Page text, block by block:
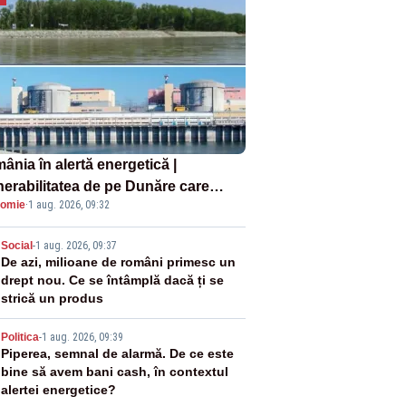
în alertă energetică |
de pe Dunăre care
în pericol Centrala Cernavodă era
de pe vremea lui Ceaușescu
·1 aug. 2026, 09:32
Social -1 aug. 2026, 09:37
De azi, milioane de români primesc un
drept nou. Ce se întâmplă dacă ți se
strică un produs
Politica-1 aug. 2026, 09:39
Piperea, semnal de alarmă. De ce este
bine să avem bani cash, în contextul
alertei energetice?